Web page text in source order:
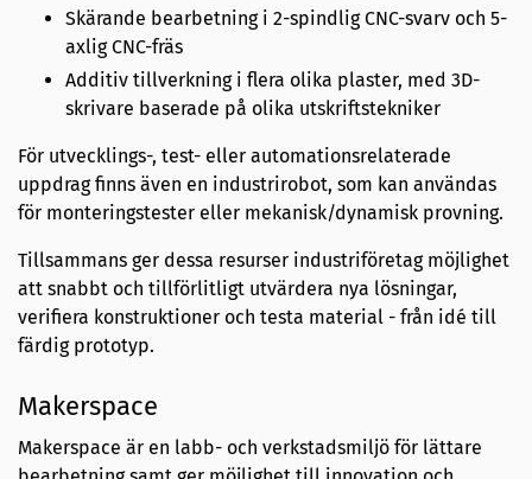
Skärande bearbetning i 2-spindlig CNC-svarv och 5-
axlig CNC-fräs
Additiv tillverkning i flera olika plaster, med 3D-
skrivare baserade på olika utskriftstekniker
För utvecklings-, test- eller automationsrelaterade
uppdrag finns även en industrirobot, som kan användas
för monteringstester eller mekanisk/dynamisk provning.
Tillsammans ger dessa resurser industriföretag möjlighet
att snabbt och tillförlitligt utvärdera nya lösningar,
verifiera konstruktioner och testa material - från idé till
färdig prototyp.
Makerspace
Makerspace är en labb- och verkstadsmiljö för lättare